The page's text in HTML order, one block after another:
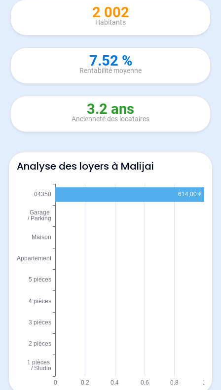
2 002
Habitants
7.52 %
Rentabilité moyenne
3.2 ans
Ancienneté des locataires
Analyse des loyers à Malijai